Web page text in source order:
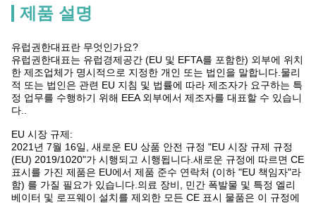
제품 설명
유럽권한대표란 무엇인가요?
유럽권한대표는 유럽경제공간 (EU 및 EFTA를 포함한) 외부에 위치
한 제조업체가 명시적으로 지정한 개인 또는 법인을 말합니다.물리
적 또는 법인은 관련 EU 지침 및 법률에 따라 제조자가 요구하는 특
정 업무를 수행하기 위해 EEA 외부에서 제조자를 대표할 수 있습니
다..
EU 시장 규제:
2021년 7월 16일, 새로운 EU 상품 안전 규정 "EU 시장 규제 규정
(EU) 2019/1020"가 시행되고 시행됩니다.새로운 규정에 따르면 CE
표시를 가진 제품은 EU에서 제품 준수 연락처 (이하 "EU 책임자"라
함) 를 가질 필요가 있습니다.의료 장비, 민간 폭발물 및 특정 엘리
베이터 및 로프웨이 설치를 제외한 모든 CE 표시 물품은 이 규정에